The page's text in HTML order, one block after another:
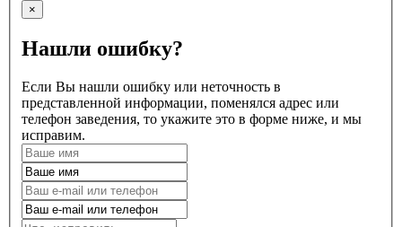
×
Нашли ошибку?
Если Вы нашли ошибку или неточность в
представленной информации, поменялся адрес или
телефон заведения, то укажите это в форме ниже, и мы
исправим.